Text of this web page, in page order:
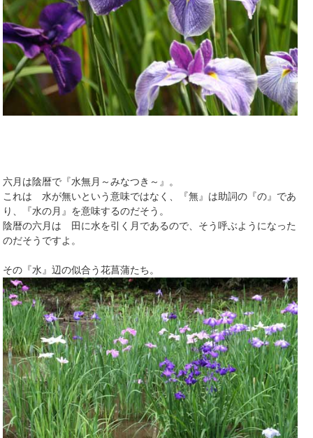
六月は陰暦で『水無月～みなつき～』。
これは 水が無いという意味ではなく、『無』は助詞の『の』であ
り、『水の月』を意味するのだそう。
陰暦の六月は 田に水を引く月であるので、そう呼ぶようになった
のだそうですよ。
その『水』辺の似合う花菖蒲たち。